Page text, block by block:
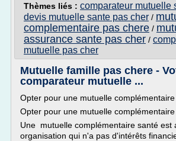
Thèmes liés : comparateur mutuelle
devis mutuelle sante pas cher /
complementaire pas chere /
assurance sante pas cher /
mutuelle pas cher
Mutuelle famille pas chere -
comparateur mutuelle ...
Opter pour une mutuelle
Opter pour une mutuelle
Une mutuelle complémentaire santé est
organisation qui n'a pas d'intérêts